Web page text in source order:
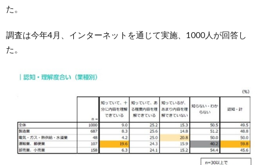
た。
調査は今年4月、インターネットを通じて実施、1000人が回答し
た。